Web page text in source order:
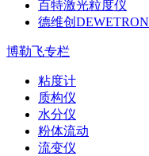
百特激光粒度仪
德维创DEWETRON
博勒飞专栏
粘度计
质构仪
水分仪
粉体流动
流变仪